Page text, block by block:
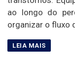
ao longo do
organizar o fluxo